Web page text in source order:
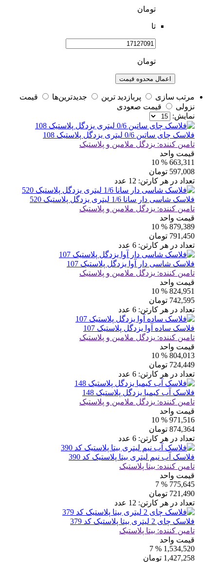
تومان
تا
تومان
اعمال محدوه قیمت
مرتب سازی پربازديد ترين جديدترين‌ها
قيمت
نزولی
قيمت صعودی
نمايش:
فلاسک چای ساتین 0/6 لیتری یزدگل پلاستیک 108
تامین کننده: یزدگل ملامین و پلاستیک
قیمت واحد
663,311
% 10
597,008 تومان
تعداد در هر کارتن: 12 عدد
فلاسک شاسی دار سانا 1/6 لیتری یزدگل پلاستیک 520
تامین کننده: یزدگل ملامین و پلاستیک
قیمت واحد
879,389
% 10
791,450 تومان
تعداد در هر کارتن: 6 عدد
فلاسک شاسی دار آوا یزدگل پلاستیک 107
تامین کننده: یزدگل ملامین و پلاستیک
قیمت واحد
824,951
% 10
742,595 تومان
تعداد در هر کارتن: 6 عدد
فلاسک ساده آوا یزدگل پلاستیک 107
تامین کننده: یزدگل ملامین و پلاستیک
قیمت واحد
804,013
% 10
724,449 تومان
تعداد در هر کارتن: 6 عدد
فلاسک آب کیمیا یزدگل پلاستیک 148
تامین کننده: یزدگل ملامین و پلاستیک
قیمت واحد
971,516
% 10
874,364 تومان
تعداد در هر کارتن: 6 عدد
فلاسک آب نیم لیتری بیتا پلاستیک کد 390
تامین کننده: بیتا پلاستیک
قیمت واحد
775,645
% 7
721,490 تومان
تعداد در هر کارتن: 12 عدد
فلاسک چای 2 لیتری بیتا پلاستیک کد 379
تامین کننده: بیتا پلاستیک
قیمت واحد
1,534,520
% 7
1,427,258 تومان